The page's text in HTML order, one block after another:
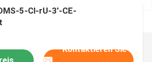
5-Cl-rU-3'-CE-
Kontaktieren Sie